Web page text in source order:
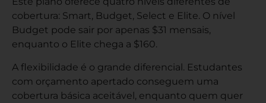
cobertura: Smart, Budget, Select e Elite. O nível
Budget pode sair por apenas $31 mensais,
enquanto o Elite chega a $160.
A flexibilidade é o grande diferencial. Estudantes
com orçamento apertado conseguem uma
cobertura básica aceitável, enquanto quem quer